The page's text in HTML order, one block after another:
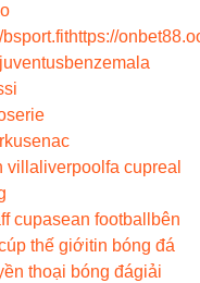
https://
benzema la
serie
ac
villa liverpool fa cupreal
cupasean football
bên
thế giớitin bóng đá
thoại bóng đágiải